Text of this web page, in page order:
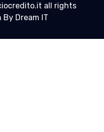
all rights
By Dream IT